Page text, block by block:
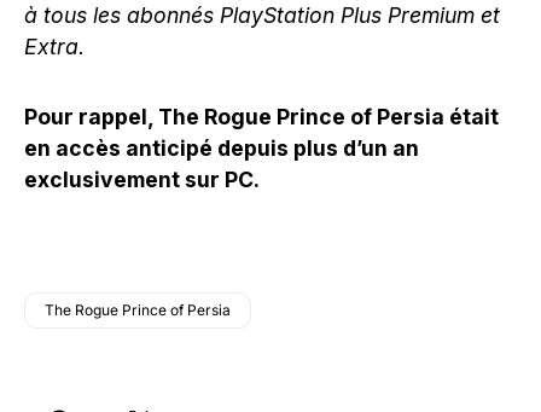
à tous les abonnés PlayStation Plus Premium et
Extra.
Pour rappel, The Rogue Prince of Persia était
en accès anticipé depuis plus d’un an
exclusivement sur PC.
The Rogue Prince of Persia